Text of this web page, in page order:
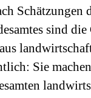
Schätzungen
sind die
Sie